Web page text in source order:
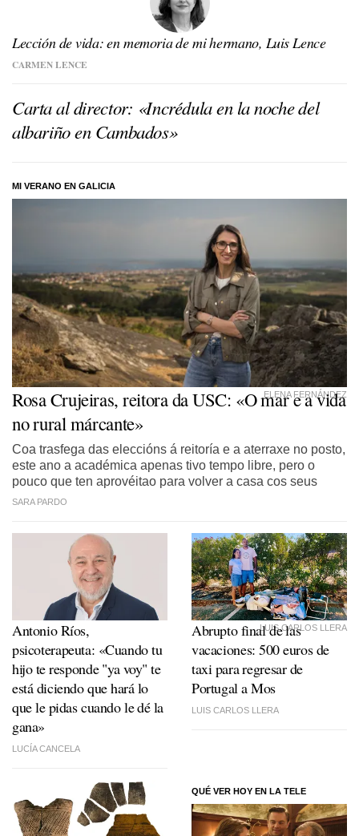
Lección de vida: en memoria de mi hermano, Luis Lence
CARMEN LENCE
Carta al director: «Incrédula en la noche del
albariño en Cambados»
MI VERANO EN GALICIA
ELENA FERNÁNDEZ
Rosa Crujeiras, reitora da USC: «O mar e a vida
no rural márcante»
Coa trasfega das eleccións á reitoría e a aterraxe no posto,
este ano a académica apenas tivo tempo libre, pero o
pouco que ten aprovéitao para volver a casa cos seus
SARA PARDO
Antonio Ríos,
psicoterapeuta: «Cuando tu
hijo te responde "ya voy" te
está diciendo que hará lo
que le pidas cuando le dé la
gana»
LUCÍA CANCELA
LUIS CARLOS LLERA
Abrupto final de las
vacaciones: 500 euros de
taxi para regresar de
Portugal a Mos
LUIS CARLOS LLERA
QUÉ VER HOY EN LA TELE